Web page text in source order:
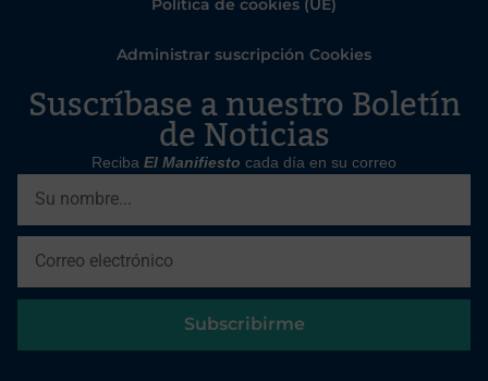
Política de cookies (UE)
Administrar suscripción Cookies
Suscríbase a nuestro Boletín
de Noticias
Reciba El Manifiesto cada día en su correo
Subscribirme